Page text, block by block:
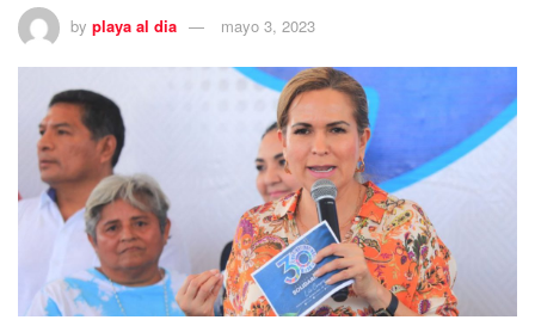
by playa al dia mayo 3, 2023